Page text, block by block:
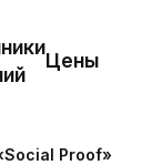
Цены
Proof»